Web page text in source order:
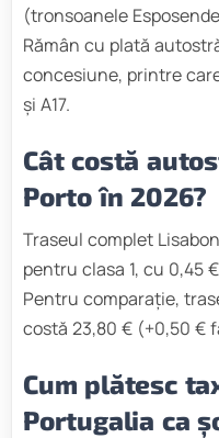
(tronsoanele
Rămân cu plată
concesiune, printre care
și A17.
Cât costă
Porto în 2026?
Traseul complet
pentru clasa 1, cu 0,45
Pentru comparație,
costă 23,80 € (+0,50 €
Cum plătesc
Portugalia ca